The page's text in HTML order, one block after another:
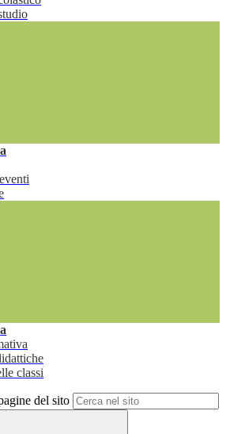
classi
del sito